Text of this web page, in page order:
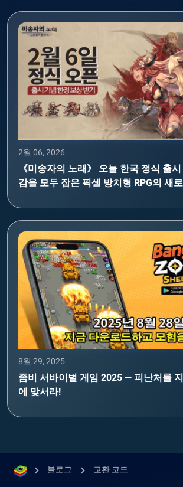
2월 06, 2026
《미송자의 노래》 오늘 한국 정식 출
감을 모두 잡은 픽셀 방치형 RPG의 새
8월 29, 2025
좀비 서바이벌 게임 2025 — 피난처를
에 맞서라!
블로그 교환 코드